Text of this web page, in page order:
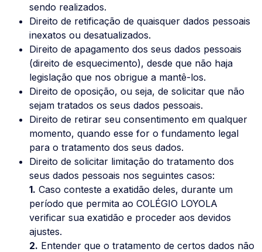
sendo realizados.
Direito de retificação de quaisquer dados pessoais
inexatos ou desatualizados.
Direito de apagamento dos seus dados pessoais
(direito de esquecimento), desde que não haja
legislação que nos obrigue a mantê-los.
Direito de oposição, ou seja, de solicitar que não
sejam tratados os seus dados pessoais.
Direito de retirar seu consentimento em qualquer
momento, quando esse for o fundamento legal
para o tratamento dos seus dados.
Direito de solicitar limitação do tratamento dos
seus dados pessoais nos seguintes casos:
1. Caso conteste a exatidão deles, durante um
período que permita ao COLÉGIO LOYOLA
verificar sua exatidão e proceder aos devidos
ajustes.
2. Entender que o tratamento de certos dados não